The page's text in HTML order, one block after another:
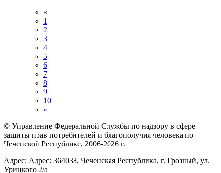
«
1
2
3
4
5
6
7
8
9
10
»
© Управление Федеральной Службы по надзору в сфере
защиты прав потребителей и благополучия человека по
Чеченской Республике, 2006-2026 г.
Адрес: Адрес: 364038, Чеченская Республика, г. Грозный, ул.
Урицкого 2/а